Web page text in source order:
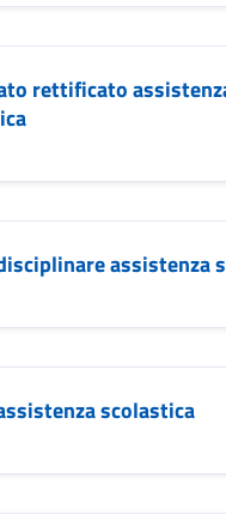
rettificato
assistenza
scolastica